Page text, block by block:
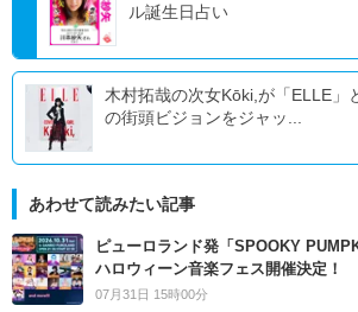
ル誕生日占い
木村拓哉の次女Kōki,が「ELLE」
の街頭ビジョンをジャッ...
あわせて読みたい記事
ピューロランド発「SPOOKY
ハロウィーン音楽フェス開催決定！
07月31日 15時00分